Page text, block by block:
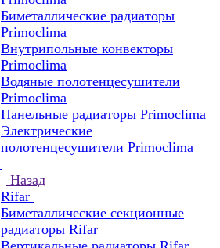
Биметаллические радиаторы
Primoclima
Внутрипольные конвекторы
Primoclima
Водяные полотенцесушители
Primoclima
Панельные радиаторы Primoclima
Электрические
полотенцесушители Primoclima
Назад
Rifar
Биметаллические секционные
радиаторы Rifar